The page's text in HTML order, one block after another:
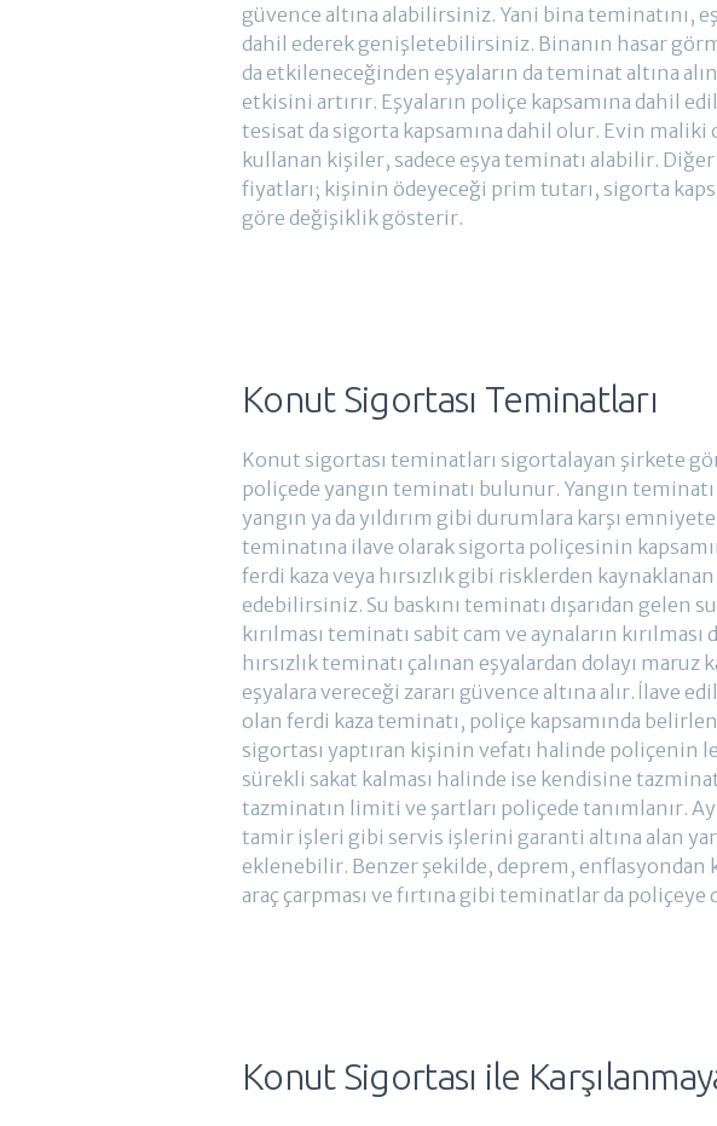
güvence altına alabilirsiniz. Yani bina teminatını,
dahil ederek genişletebilirsiniz. Binanın hasar
da etkileneceğinden eşyaların da teminat altına
etkisini artırır. Eşyaların poliçe kapsamına dahil
tesisat da sigorta kapsamına dahil olur. Evin
kullanan kişiler, sadece eşya teminatı alabilir.
fiyatları; kişinin ödeyeceği prim tutarı, sigorta
göre değişiklik gösterir.
Konut Sigortası Teminatları
Konut sigortası teminatları sigortalayan şirkete
poliçede yangın teminatı bulunur. Yangın
yangın ya da yıldırım gibi durumlara karşı emniyete
teminatına ilave olarak sigorta poliçesinin
ferdi kaza veya hırsızlık gibi risklerden kaynaklanan
edebilirsiniz. Su baskını teminatı dışarıdan gelen
kırılması teminatı sabit cam ve aynaların
hırsızlık teminatı çalınan eşyalardan dolayı maruz
eşyalara vereceği zararı güvence altına alır. İlave
olan ferdi kaza teminatı, poliçe kapsamında
sigortası yaptıran kişinin vefatı halinde poliçenin
sürekli sakat kalması halinde ise kendisine
tazminatın limiti ve şartları poliçede tanımlanır.
tamir işleri gibi servis işlerini garanti altına alan
eklenebilir. Benzer şekilde, deprem, enflasyondan
araç çarpması ve fırtına gibi teminatlar da
Konut Sigortası ile